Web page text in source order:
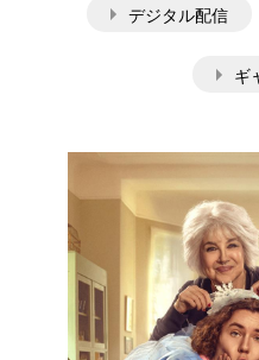
デジタル配信
ギ